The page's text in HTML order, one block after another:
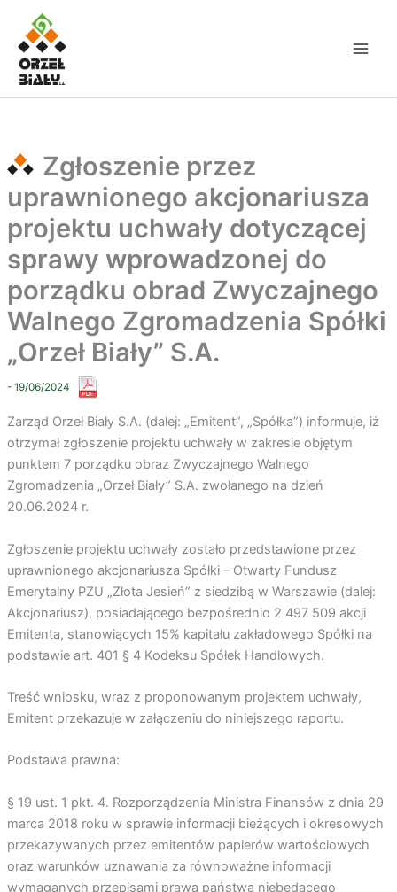
Przejdź
treści
Zgłoszenie przez
uprawnionego akcjonariusza
projektu uchwały dotyczącej
sprawy wprowadzonej do
porządku obrad Zwyczajnego
Walnego Zgromadzenia Spółki
„Orzeł Biały” S.A.
- 19/06/2024
Zarząd Orzeł Biały S.A. (dalej: „Emitent”, „Spółka”) informuje, iż
otrzymał zgłoszenie projektu uchwały w zakresie objętym
punktem 7 porządku obraz Zwyczajnego Walnego
Zgromadzenia „Orzeł Biały” S.A. zwołanego na dzień
20.06.2024 r.
Zgłoszenie projektu uchwały zostało przedstawione przez
uprawnionego akcjonariusza Spółki – Otwarty Fundusz
Emerytalny PZU „Złota Jesień” z siedzibą w Warszawie (dalej:
Akcjonariusz), posiadającego bezpośrednio 2 497 509 akcji
Emitenta, stanowiących 15% kapitału zakładowego Spółki na
podstawie art. 401 § 4 Kodeksu Spółek Handlowych.
Treść wniosku, wraz z proponowanym projektem uchwały,
Emitent przekazuje w załączeniu do niniejszego raportu.
Podstawa prawna:
§ 19 ust. 1 pkt. 4. Rozporządzenia Ministra Finansów z dnia 29
marca 2018 roku w sprawie informacji bieżących i okresowych
przekazywanych przez emitentów papierów wartościowych
oraz warunków uznawania za równoważne informacji
wymaganych przepisami prawa państwa niebędącego